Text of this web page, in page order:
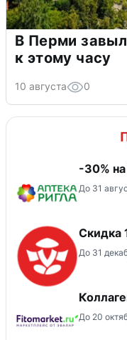
В Перми
к этому часу
10 августа 0
-30%
До 31
Скидка
До 31
До 20